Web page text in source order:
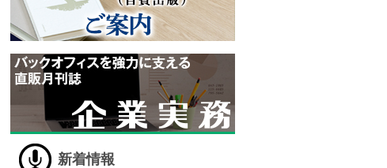
新着情報